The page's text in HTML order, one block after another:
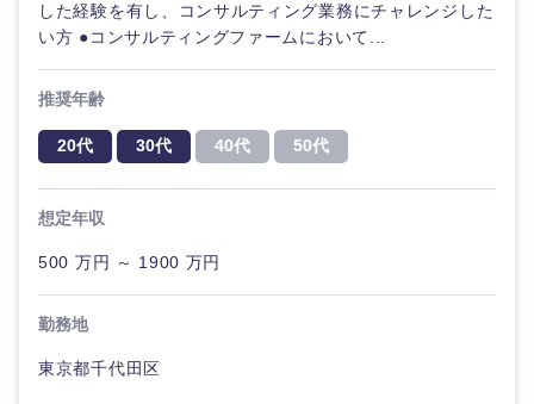
した経験を有し、コンサルティング業務にチャレンジした
い方 ●コンサルティングファームにおいて...
推奨年齢
20代 30代 40代 50代
想定年収
500 万円 ～ 1900 万円
勤務地
東京都千代田区